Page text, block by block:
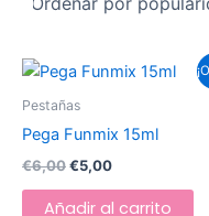
Pestañas
Pega Funmix 15ml
€6,00
El
precio
original
€6,00.
€5,00
El
precio
€5,00.
Añadir al carrito